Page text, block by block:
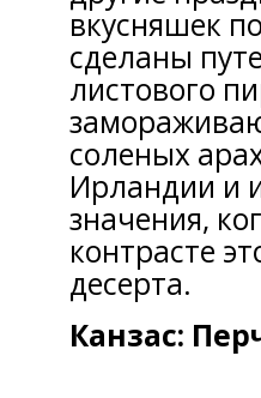
вкусняшек
сделаны
листового
соленых
Ирландии и
значения,
контрасте
десерта.
Канзас: